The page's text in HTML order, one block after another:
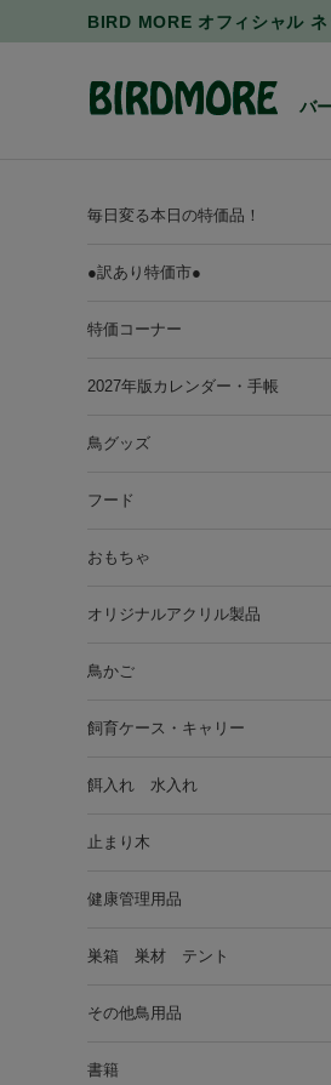
BIRD MORE オフィシャル
バ
毎日変る本日の特価品！
●訳あり特価市●
特価コーナー
2027年版カレンダー・手帳
鳥グッズ
フード
おもちゃ
オリジナルアクリル製品
鳥かご
飼育ケース・キャリー
餌入れ 水入れ
止まり木
健康管理用品
巣箱 巣材 テント
その他鳥用品
書籍